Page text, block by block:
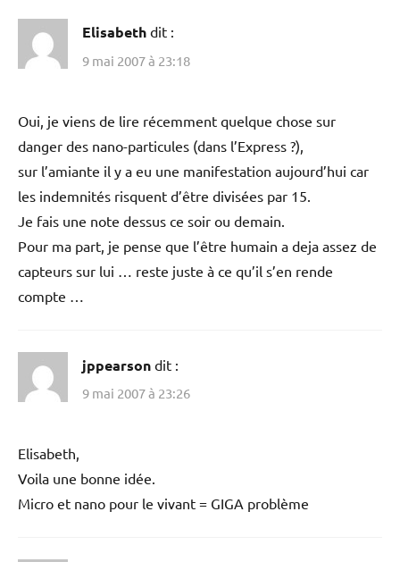
Elisabeth dit :
9 mai 2007 à 23:18
Oui, je viens de lire récemment quelque chose sur
danger des nano-particules (dans l’Express ?),
sur l’amiante il y a eu une manifestation aujourd’hui car
les indemnités risquent d’être divisées par 15.
Je fais une note dessus ce soir ou demain.
Pour ma part, je pense que l’être humain a deja assez de
capteurs sur lui … reste juste à ce qu’il s’en rende
compte …
jppearson dit :
9 mai 2007 à 23:26
Elisabeth,
Voila une bonne idée.
Micro et nano pour le vivant = GIGA problème